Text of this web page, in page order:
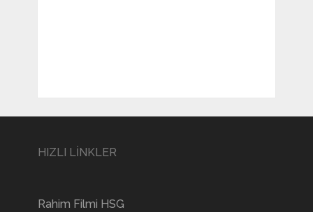
HIZLI LİNKLER
Rahim Filmi HSG